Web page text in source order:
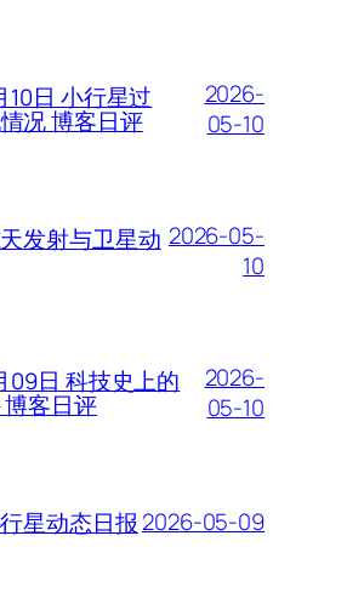
日 小行星过
况 博客日评
2026-
05-10
发射与卫星动 2026-05-
10
09日 科技史上的
客日评
2026-
05-10
星动态日报2026-05-09